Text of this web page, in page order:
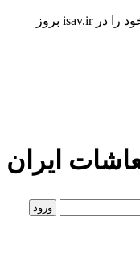
اعضای محترم انجمن لطفا پروفایل خود را در isav.ir بروز
ایران